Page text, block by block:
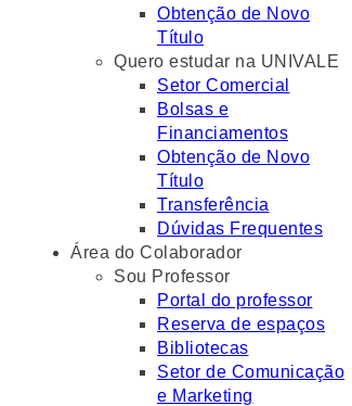
Obtenção de Novo
Título
Quero estudar na UNIVALE
Setor Comercial
Bolsas e
Financiamentos
Obtenção de Novo
Título
Transferência
Dúvidas Frequentes
Área do Colaborador
Sou Professor
Portal do professor
Reserva de espaços
Bibliotecas
Setor de Comunicação
e Marketing